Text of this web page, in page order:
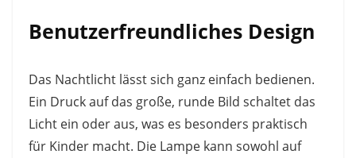
Benutzerfreundliches Design
Das Nachtlicht lässt sich ganz einfach bedienen.
Ein Druck auf das große, runde Bild schaltet das
Licht ein oder aus, was es besonders praktisch
für Kinder macht. Die Lampe kann sowohl auf